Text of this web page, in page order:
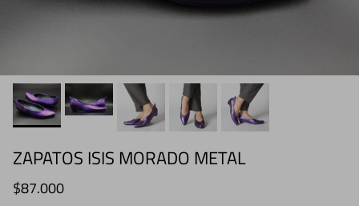
ZAPATOS ISIS MORADO METAL
Precio normal
$87.000